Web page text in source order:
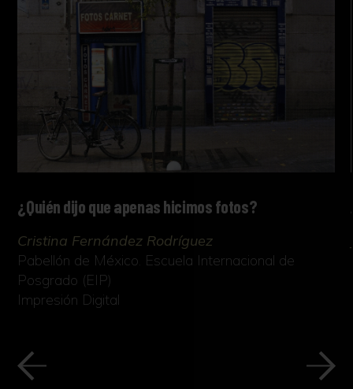
¿Quién dijo que apenas hicimos fotos?
Cristina Fernández Rodríguez
Pabellón de México. Escuela Internacional de
Posgrado (EIP)
Impresión Digital